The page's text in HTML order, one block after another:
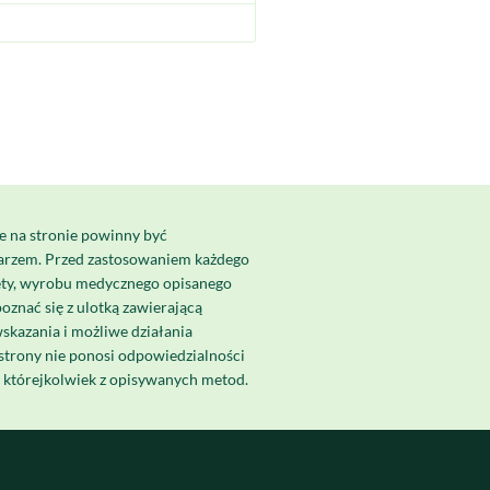
na stronie powinny być
Przed zastosowaniem każdego
wyrobu medycznego opisanego
się z ulotką zawierającą
i możliwe działania
nie ponosi odpowiedzialności
którejkolwiek z opisywanych metod.